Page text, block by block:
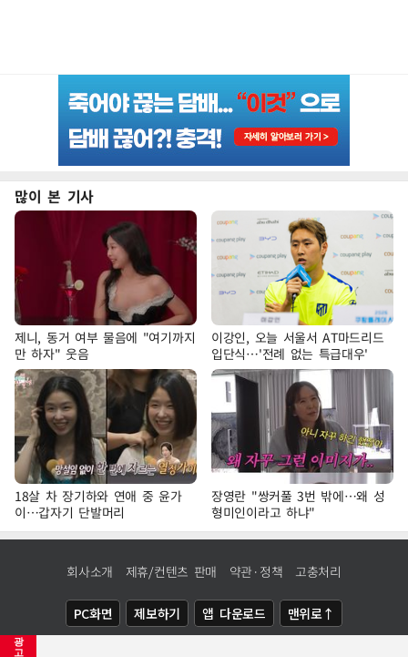
광
고
많이 본 기사
제니, 동거 여부 물음에 "여기까지
만 하자" 웃음
이강인, 오늘 서울서 AT마드리드
입단식…'전례 없는 특급대우'
18살 차 장기하와 연애 중 윤가
이…갑자기 단발머리
장영란 "쌍커풀 3번 밖에…왜 성
형미인이라고 하냐"
회사소개 제휴/컨텐츠 판매 약관·정책 고충처리
PC화면 제보하기 앱 다운로드 맨위로↑